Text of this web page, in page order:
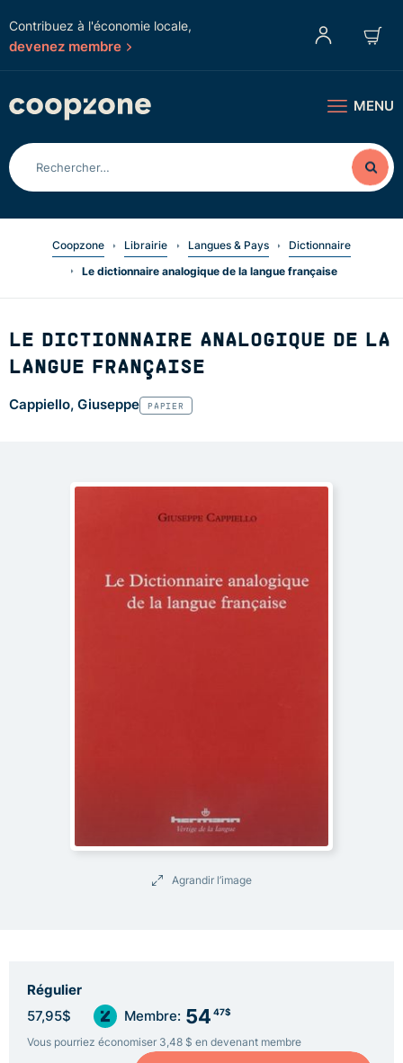
Contribuez à l'économie locale,
devenez membre
MENU
Coopzone Librairie Langues & Pays
Dictionnaire
Le dictionnaire analogique de la langue française
LE DICTIONNAIRE ANALOGIQUE DE LA
LANGUE FRANÇAISE
Cappiello, Giuseppe PAPIER
Agrandir l’image
Régulier
57,95$ Membre: 54 47$
Vous pourriez économiser 3,48 $ en devenant membre